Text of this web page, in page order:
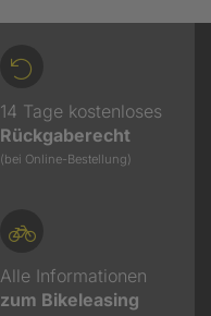
14 Tage kostenloses
Rückgaberecht
(bei Online-Bestellung)
Alle Informationen
zum Bikeleasing